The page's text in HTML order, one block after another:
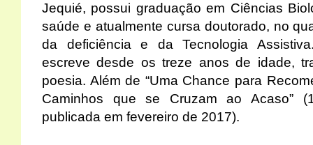
Jequié, possui graduação em Ciências
saúde e atualmente cursa doutorado, no
da deficiência e da Tecnologia
escreve desde os treze anos de idade,
poesia. Além de “Uma Chance para
Caminhos que se Cruzam ao Acaso”
publicada em fevereiro de 2017).